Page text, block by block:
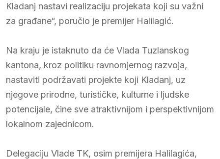
Kladanj nastavi realizaciju projekata koji su važni
za građane“, poručio je premijer Halilagić.
Na kraju je istaknuto da će Vlada Tuzlanskog
kantona, kroz politiku ravnomjernog razvoja,
nastaviti podržavati projekte koji Kladanj, uz
njegove prirodne, turističke, kulturne i ljudske
potencijale, čine sve atraktivnijom i perspektivnijom
lokalnom zajednicom.
Delegaciju Vlade TK, osim premijera Halilagića,